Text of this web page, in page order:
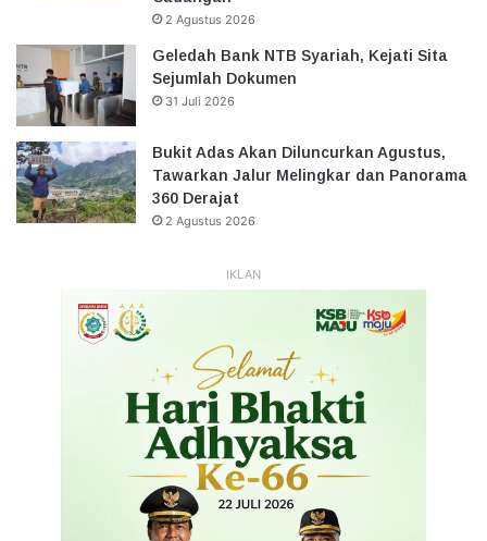
2 Agustus 2026
Geledah Bank NTB Syariah, Kejati Sita
Sejumlah Dokumen
31 Juli 2026
Bukit Adas Akan Diluncurkan Agustus,
Tawarkan Jalur Melingkar dan Panorama
360 Derajat
2 Agustus 2026
IKLAN